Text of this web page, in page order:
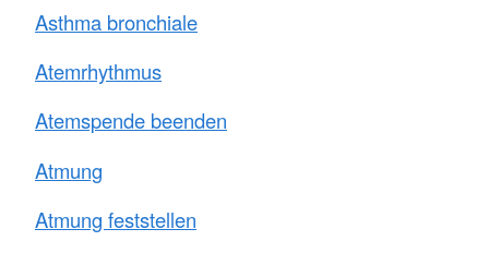
Asthma bronchiale
Atemrhythmus
Atemspende beenden
Atmung
Atmung feststellen